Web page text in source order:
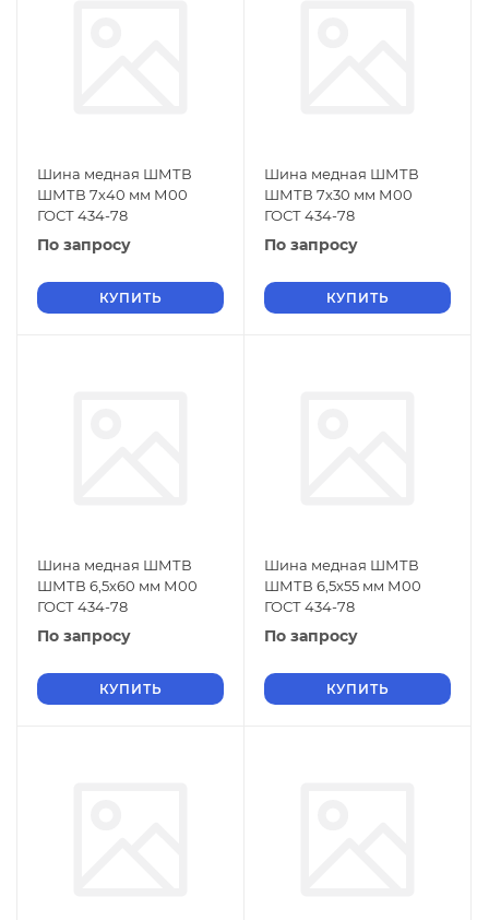
Шина медная ШМТВ
ШМТВ 7х40 мм М00
ГОСТ 434-78
По запросу
КУПИТЬ
Шина медная ШМТВ
ШМТВ 7х30 мм М00
ГОСТ 434-78
По запросу
КУПИТЬ
Шина медная ШМТВ
ШМТВ 6,5х60 мм М00
ГОСТ 434-78
По запросу
КУПИТЬ
Шина медная ШМТВ
ШМТВ 6,5х55 мм М00
ГОСТ 434-78
По запросу
КУПИТЬ